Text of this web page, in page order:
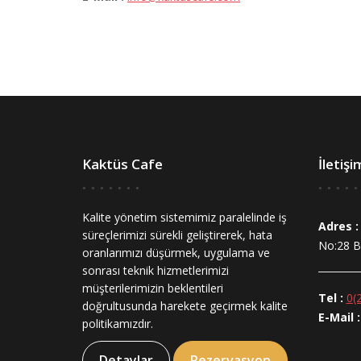
Kaktüs Cafe
Kalite yönetim sistemimiz paralelinde iş
süreçlerimizi sürekli geliştirerek, hata
oranlarımızı düşürmek, uygulama ve
sonrası teknik hizmetlerimizi
müşterilerimizin beklentileri
doğrultusunda harekete geçirmek kalite
politikamızdır.
Adres :
No:28
Tel :
E-Mail :